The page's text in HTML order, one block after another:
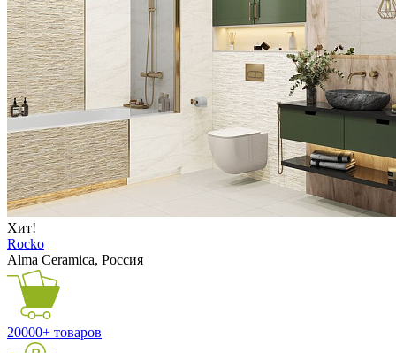
Хит!
Rocko
Alma Ceramica, Россия
20000+ товаров